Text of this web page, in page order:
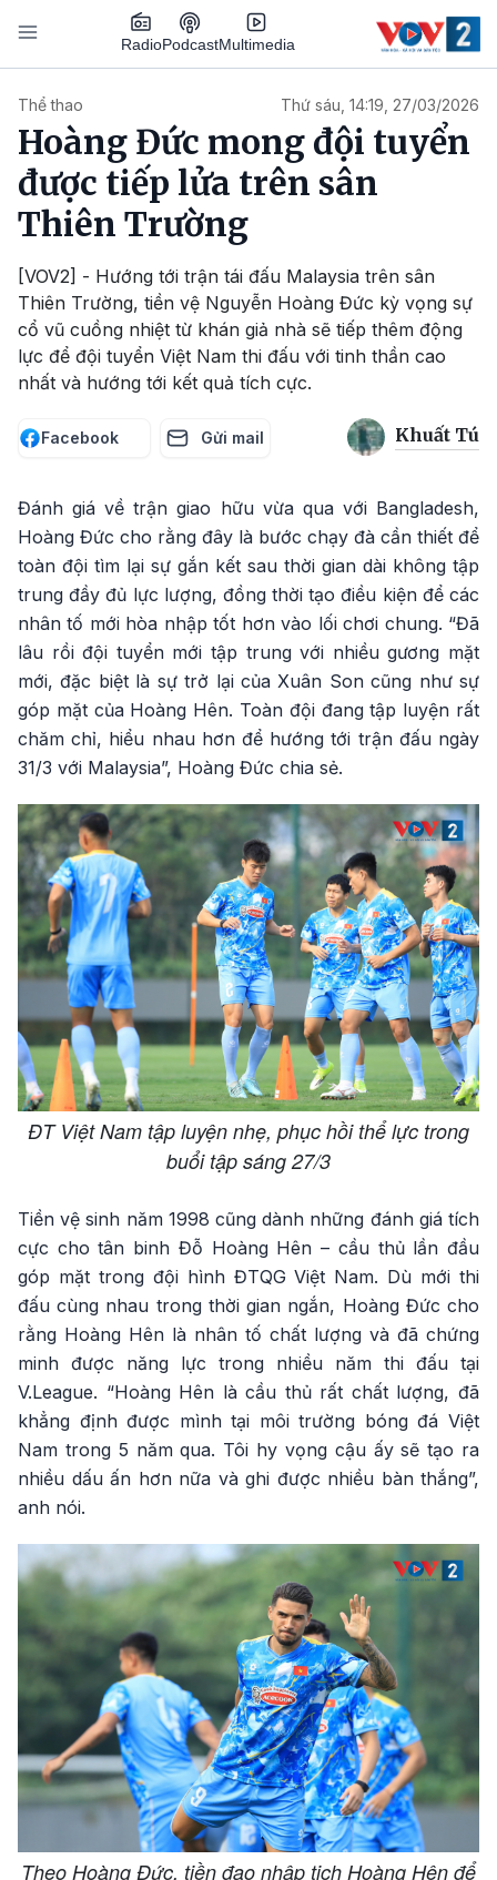
Nhảy đến nội dung
RadioPodcastMultimedia
Thể thao Thứ sáu, 14:19, 27/03/2026
Hoàng Đức mong đội tuyển
được tiếp lửa trên sân
Thiên Trường
[VOV2] - Hướng tới trận tái đấu Malaysia trên sân
Thiên Trường, tiền vệ Nguyễn Hoàng Đức kỳ vọng sự
cổ vũ cuồng nhiệt từ khán giả nhà sẽ tiếp thêm động
lực để đội tuyển Việt Nam thi đấu với tinh thần cao
nhất và hướng tới kết quả tích cực.
Facebook Gửi mail Khuất Tú
Đánh giá về trận giao hữu vừa qua với Bangladesh,
Hoàng Đức cho rằng đây là bước chạy đà cần thiết để
toàn đội tìm lại sự gắn kết sau thời gian dài không tập
trung đầy đủ lực lượng, đồng thời tạo điều kiện để các
nhân tố mới hòa nhập tốt hơn vào lối chơi chung. “Đã
lâu rồi đội tuyển mới tập trung với nhiều gương mặt
mới, đặc biệt là sự trở lại của Xuân Son cũng như sự
góp mặt của Hoàng Hên. Toàn đội đang tập luyện rất
chăm chỉ, hiểu nhau hơn để hướng tới trận đấu ngày
31/3 với Malaysia”, Hoàng Đức chia sẻ.
ĐT Việt Nam tập luyện nhẹ, phục hồi thể lực trong
buổi tập sáng 27/3
Tiền vệ sinh năm 1998 cũng dành những đánh giá tích
cực cho tân binh Đỗ Hoàng Hên – cầu thủ lần đầu
góp mặt trong đội hình ĐTQG Việt Nam. Dù mới thi
đấu cùng nhau trong thời gian ngắn, Hoàng Đức cho
rằng Hoàng Hên là nhân tố chất lượng và đã chứng
minh được năng lực trong nhiều năm thi đấu tại
V.League. “Hoàng Hên là cầu thủ rất chất lượng, đã
khẳng định được mình tại môi trường bóng đá Việt
Nam trong 5 năm qua. Tôi hy vọng cậu ấy sẽ tạo ra
nhiều dấu ấn hơn nữa và ghi được nhiều bàn thắng”,
anh nói.
Theo Hoàng Đức, tiền đạo nhập tịch Hoàng Hên để